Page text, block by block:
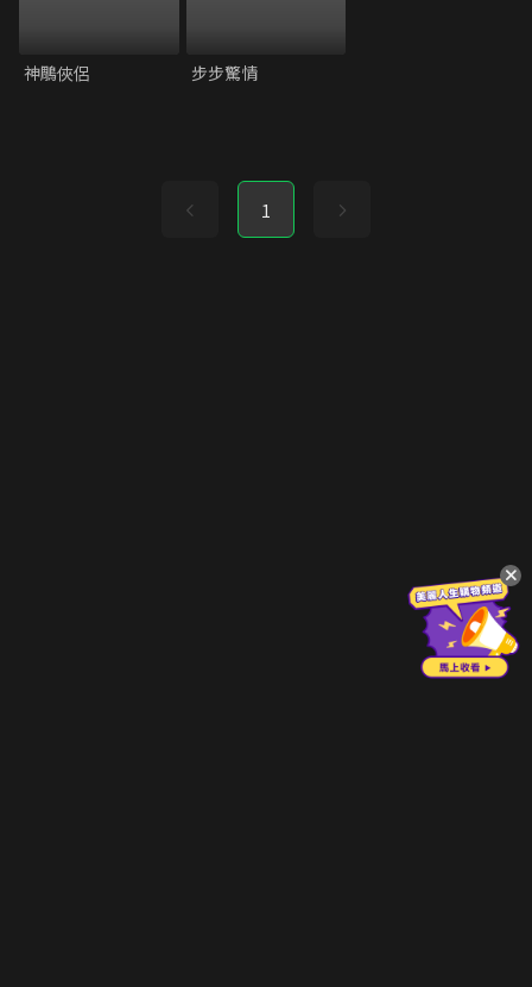
神鵰俠侶 步步驚情
1